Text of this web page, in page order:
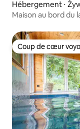
Hébergement ⋅
Maison au bord du
Coup de cœur
Coup de cœur